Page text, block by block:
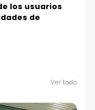
los usuarios
de
Ver todo